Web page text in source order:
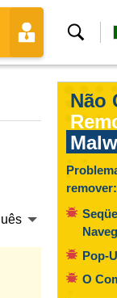
Buscar
Não
remover:
Pop-
O